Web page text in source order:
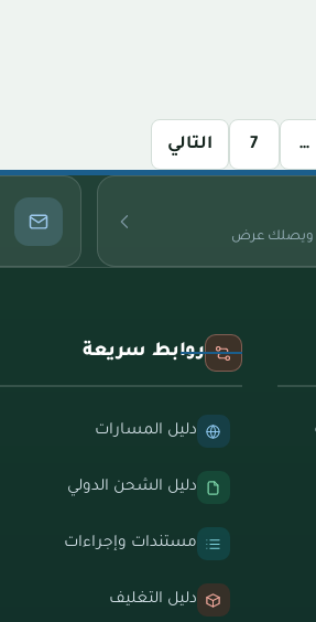
…
7 التالي
ويصلك عرض
روابط سريعة
دليل المسارات
دليل الشحن الدولي
مستندات وإجراءات
دليل التغليف